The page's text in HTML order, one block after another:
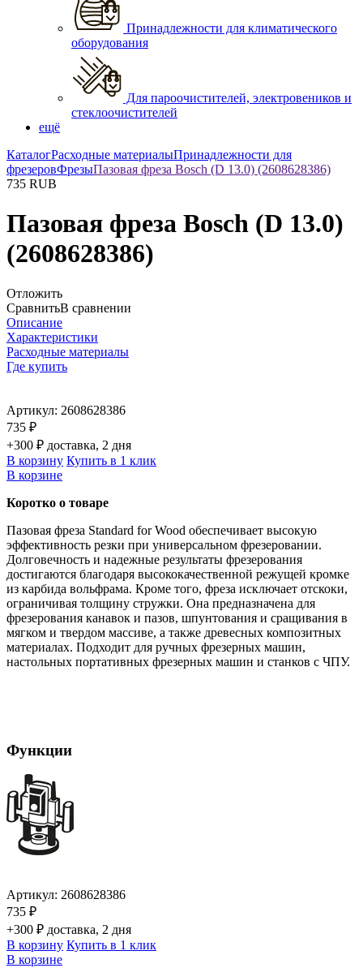
Принадлежности для климатического
оборудования
Для пароочистителей, электровеников и
стеклоочистителей
ещё
КаталогРасходные материалыПринадлежности для
фрезеровФрезыПазовая фреза Bosch (D 13.0) (2608628386)
735 RUB
Пазовая фреза Bosch (D 13.0)
(2608628386)
Отложить
СравнитьВ сравнении
Описание
Характеристики
Расходные материалы
Где купить
Артикул: 2608628386
735 ₽
+300 ₽ доставка, 2 дня
В корзину Купить в 1 клик
В корзине
Коротко о товаре
Пазовая фреза Standard for Wood обеспечивает высокую
эффективность резки при универсальном фрезеровании.
Долговечность и надежные результаты фрезерования
достигаются благодаря высококачественной режущей кромке
из карбида вольфрама. Кроме того, фреза исключает отскоки,
ограничивая толщину стружки. Она предназначена для
фрезерования канавок и пазов, шпунтования и сращивания в
мягком и твердом массиве, а также древесных композитных
материалах. Подходит для ручных фрезерных машин,
настольных портативных фрезерных машин и станков с ЧПУ.
Функции
Артикул: 2608628386
735 ₽
+300 ₽ доставка, 2 дня
В корзину Купить в 1 клик
В корзине